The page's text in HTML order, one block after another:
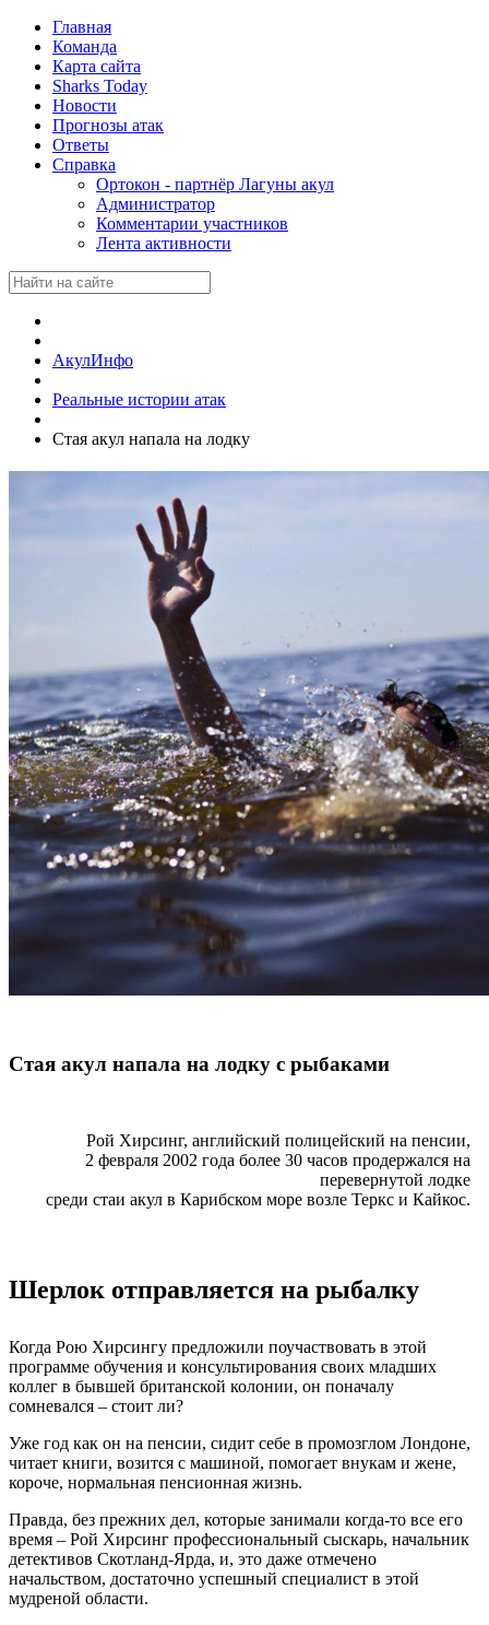
Главная
Команда
Карта сайта
Sharks Today
Новости
Прогнозы атак
Ответы
Справка
Ортокон - партнёр Лагуны акул
Администратор
Комментарии участников
Лента активности
АкулИнфо
Реальные истории атак
Стая акул напала на лодку
Стая акул напала на лодку с рыбаками
Рой Хирсинг, английский полицейский на пенсии,
2 февраля 2002 года более 30 часов продержался на
перевернутой лодке
среди стаи акул в Карибском море возле Теркс и Кайкос.
Шерлок отправляется на рыбалку
Когда Рою Хирсингу предложили поучаствовать в этой
программе обучения и консультирования своих младших
коллег в бывшей британской колонии, он поначалу
сомневался – стоит ли?
Уже год как он на пенсии, сидит себе в промозглом Лондоне,
читает книги, возится с машиной, помогает внукам и жене,
короче, нормальная пенсионная жизнь.
Правда, без прежних дел, которые занимали когда-то все его
время – Рой Хирсинг профессиональный сыскарь, начальник
детективов Скотланд-Ярда, и, это даже отмечено
начальством, достаточно успешный специалист в этой
мудреной области.